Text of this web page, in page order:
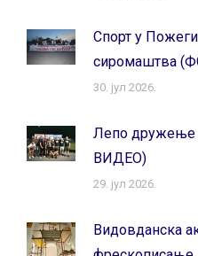
Спорт у
сиромаштва
30. јул 2026.
Лепо дружење
ВИДЕО)
29. јул 2026.
Видовданска